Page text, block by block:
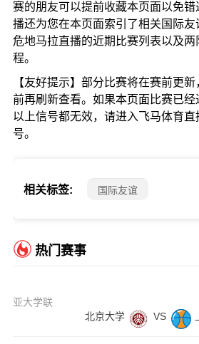
赛的朋友可以提前收藏本页面以免
播还为您在本页面索引了相关国际友
危地马拉直播的近期比赛列表以及
程。
【友好提示】部分比赛将在赛前更
前再刷新查看。如果本页面比赛已
以上信号都无效，请进入飞马体育
号。
相关标签: 国际友谊
热门赛事
亚大学联
北京大学
VS